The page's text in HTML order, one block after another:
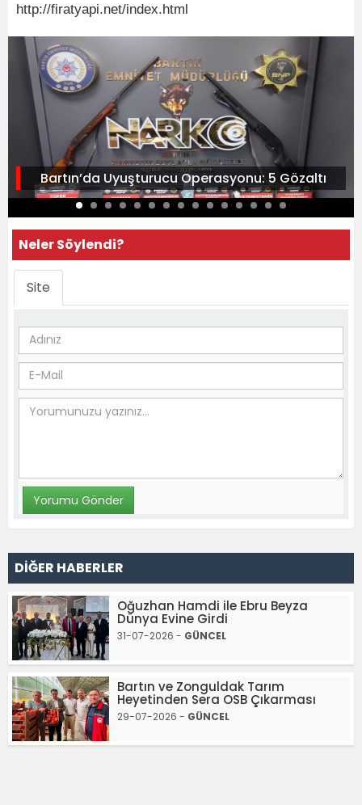
http://firatyapi.net/index.html
Bartın’da Uyuşturucu Operasyonu: 5 Gözaltı
Neler Söylendi?
Site
DİĞER HABERLER
Oğuzhan Hamdi ile Ebru Beyza
Dünya Evine Girdi
31-07-2026 - GÜNCEL
Bartın ve Zonguldak Tarım
Heyetinden Sera OSB Çıkarması
29-07-2026 - GÜNCEL